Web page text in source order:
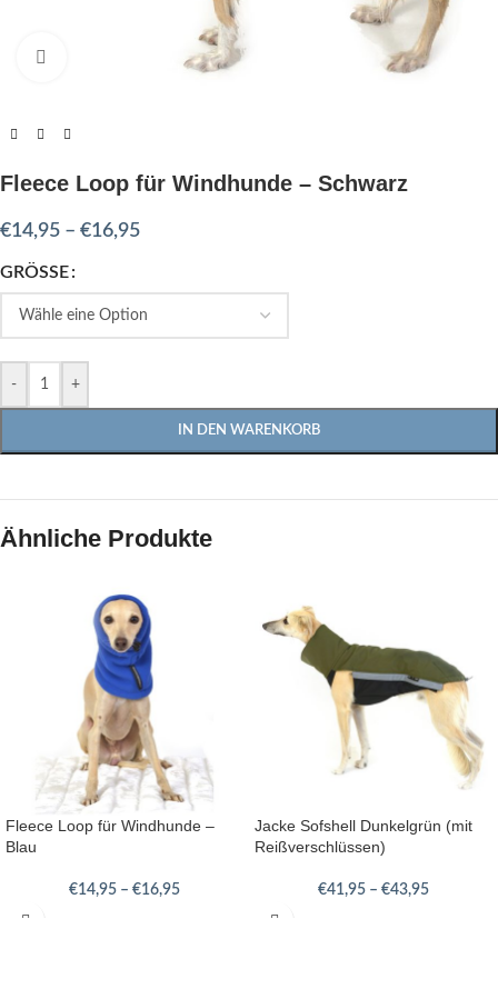
Fleece Loop für Windhunde – Schwarz
€14,95 – €16,95
GRÖSSE
- +
IN DEN WARENKORB
Ähnliche Produkte
Fleece Loop für Windhunde –
Blau
€14,95 – €16,95
Jacke Sofshell Dunkelgrün (mit
Reißverschlüssen)
€41,95 – €43,95